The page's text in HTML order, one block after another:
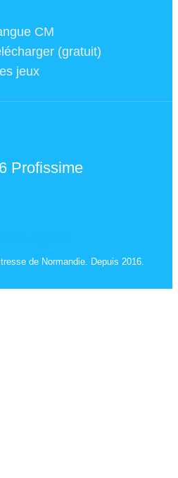
CM
(gratuit)
jeux
Profissime
de Normandie. Depuis 2016.